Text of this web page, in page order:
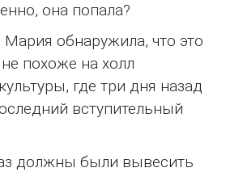
она попала?
Мария обнаружила, что это
похоже на холл
где три дня назад
вступительный
должны были вывесить